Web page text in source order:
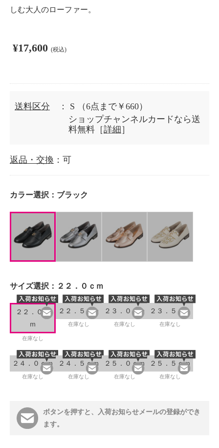
しむ大人のローファー。
¥17,600 (税込)
送料区分 ： S
（6点まで￥660）
ショップチャンネルカードなら送
料無料［詳細 ］
返品・交換 ：可
カラー選択： ブラック
サイズ選択： ２２．０ｃｍ
２２．０ｃ
ｍ
在庫なし
２２．５ｃｍ
在庫なし
２３．０ｃｍ
在庫なし
２３．５ｃｍ
在庫なし
２４．０ｃｍ
在庫なし
２４．５ｃｍ
在庫なし
２５．０ｃｍ
在庫なし
２５．５ｃｍ
在庫なし
ボタンを押すと、入荷お知らせメールの登録ができ
ます。